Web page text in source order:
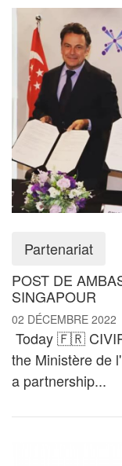
Partenariat
POST DE
SINGAPOUR
02 DÉCEMBRE 2022
Today 🇫🇷
the Ministère de
a partnership...